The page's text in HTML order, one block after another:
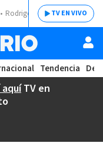
Rodrigo ChavesTV EN VIVO
Tendencia
TV en